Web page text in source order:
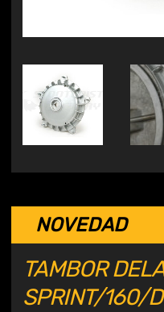
NOVEDAD
TAMBOR
SPRINT/160/